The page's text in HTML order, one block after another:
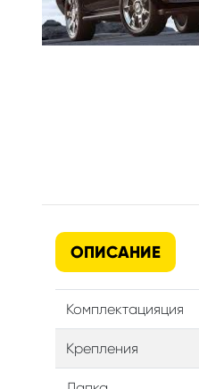
ОПИСАНИЕ
Комплектацияция
Крепления